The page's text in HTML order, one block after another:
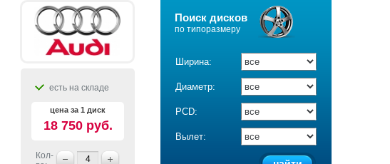
Поиск дисков
по типоразмеру
Ширина:
Диаметр:
PCD:
Вылет:
есть на складе
цена за 1 диск
18 750 руб.
Кол-